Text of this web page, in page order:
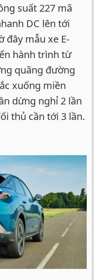
suất 227 mã
DC lên tới
đây mẫu xe E-
hành trình từ
quãng đường
xuống miền
dừng nghỉ 2 lần
thủ cần tới 3 lần.